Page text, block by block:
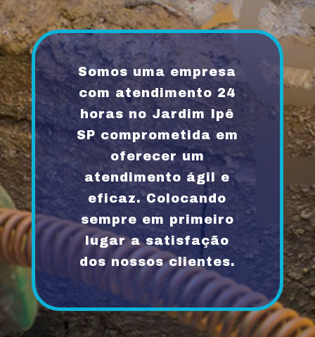
Somos uma empresa
com atendimento 24
horas no Jardim Ipê
SP comprometida em
oferecer um
atendimento ágil e
eficaz. Colocando
sempre em primeiro
lugar a satisfação
dos nossos clientes.